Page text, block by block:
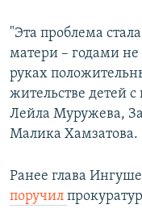
"Эта проблема
матери – годами
руках
жительстве детей
Лейла Муружева,
Малика Хамзатова.
Ранее глава
поручил